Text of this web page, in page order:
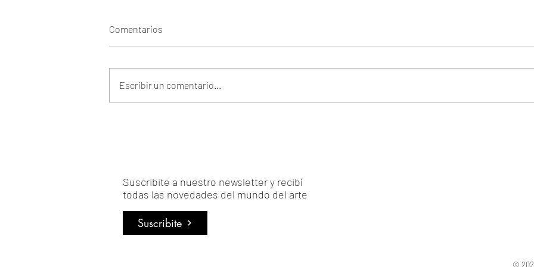
Comentarios
Escribir un comentario...
Suscribite a nuestro newsletter y recibí
todas las novedades del mundo del arte
Suscribite
©